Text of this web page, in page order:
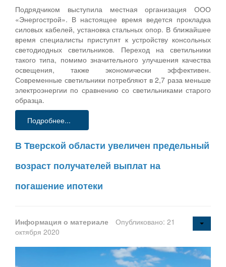
Подрядчиком выступила местная организация ООО
«Энергострой». В настоящее время ведется прокладка
силовых кабелей, установка стальных опор. В ближайшее
время специалисты приступят к устройству консольных
светодиодных светильников. Переход на светильники
такого типа, помимо значительного улучшения качества
освещения, также экономически эффективен.
Современные светильники потребляют в 2,7 раза меньше
электроэнергии по сравнению со светильниками старого
образца.
Подробнее...
В Тверской области увеличен предельный
возраст получателей выплат на
погашение ипотеки
Информация о материале
Опубликовано: 21
октября 2020